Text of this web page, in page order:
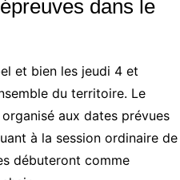
dans le
et bien les jeudi 4 et
du territoire. Le
aux dates prévues
à la session ordinaire de
débuteront comme